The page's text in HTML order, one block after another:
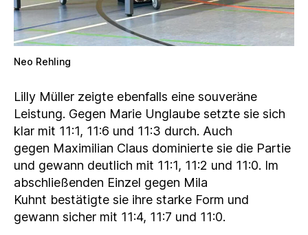
Neo Rehling
Lilly Müller zeigte ebenfalls eine souveräne
Leistung. Gegen Marie Unglaube setzte sie sich
klar mit 11:1, 11:6 und 11:3 durch. Auch
gegen Maximilian Claus dominierte sie die Partie
und gewann deutlich mit 11:1, 11:2 und 11:0. Im
abschließenden Einzel gegen Mila
Kuhnt bestätigte sie ihre starke Form und
gewann sicher mit 11:4, 11:7 und 11:0.